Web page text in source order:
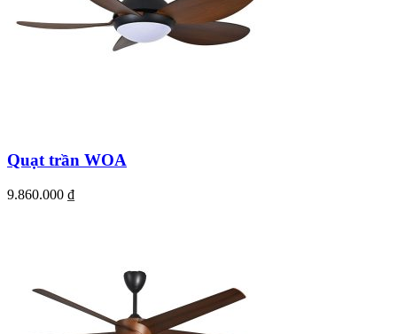
Quạt trần WOA
9.860.000 ₫